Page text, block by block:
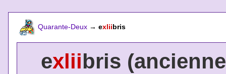
Quarante-Deux → exliibris
exliibris